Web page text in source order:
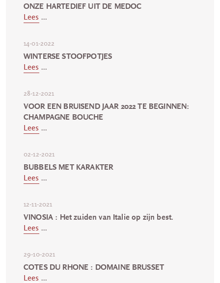
ONZE HARTEDIEF UIT DE MEDOC
Lees ...
14-01-2022
WINTERSE STOOFPOTJES
Lees ...
28-12-2021
VOOR EEN BRUISEND JAAR 2022 TE BEGINNEN:
CHAMPAGNE BOUCHE
Lees ...
02-12-2021
BUBBELS MET KARAKTER
Lees ...
12-11-2021
VINOSIA : Het zuiden van Italie op zijn best.
Lees ...
29-10-2021
COTES DU RHONE : DOMAINE BRUSSET
Lees ...